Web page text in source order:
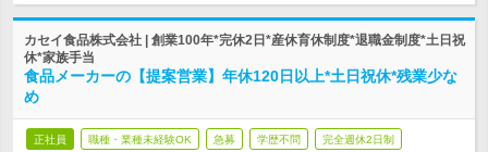
カセイ食品株式会社 | 創業100年*完休2日*産休育休制度*退職金制度*土日祝
休*家族手当
食品メーカーの【提案営業】年休120日以上*土日祝休*残業少な
め
正社員 職種・業種未経験OK 急募 学歴不問 完全週休2日制